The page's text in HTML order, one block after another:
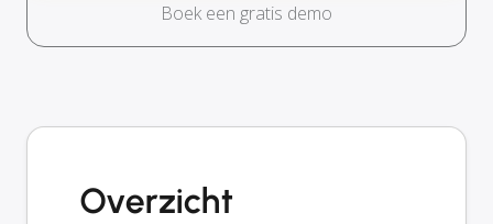
Boek een gratis demo
Overzicht